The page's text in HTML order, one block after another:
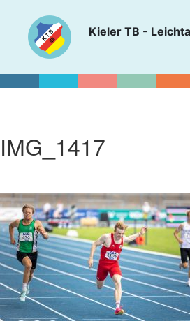
Kieler TB -
IMG_1417